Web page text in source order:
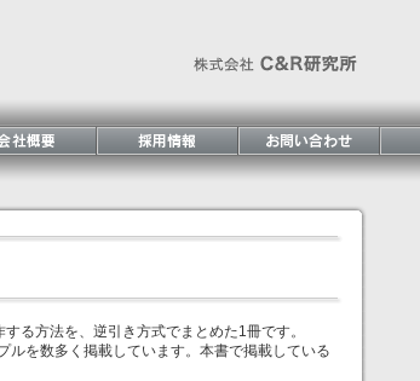
る方法を、逆引き方式でまとめた1冊です。
を数多く掲載しています。本書で掲載している